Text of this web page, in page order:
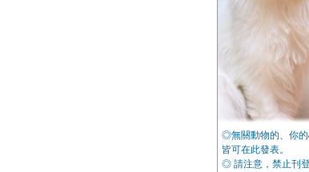
◎無關動物的、你的
皆可在此發表。
◎ 請注意，禁止刊登